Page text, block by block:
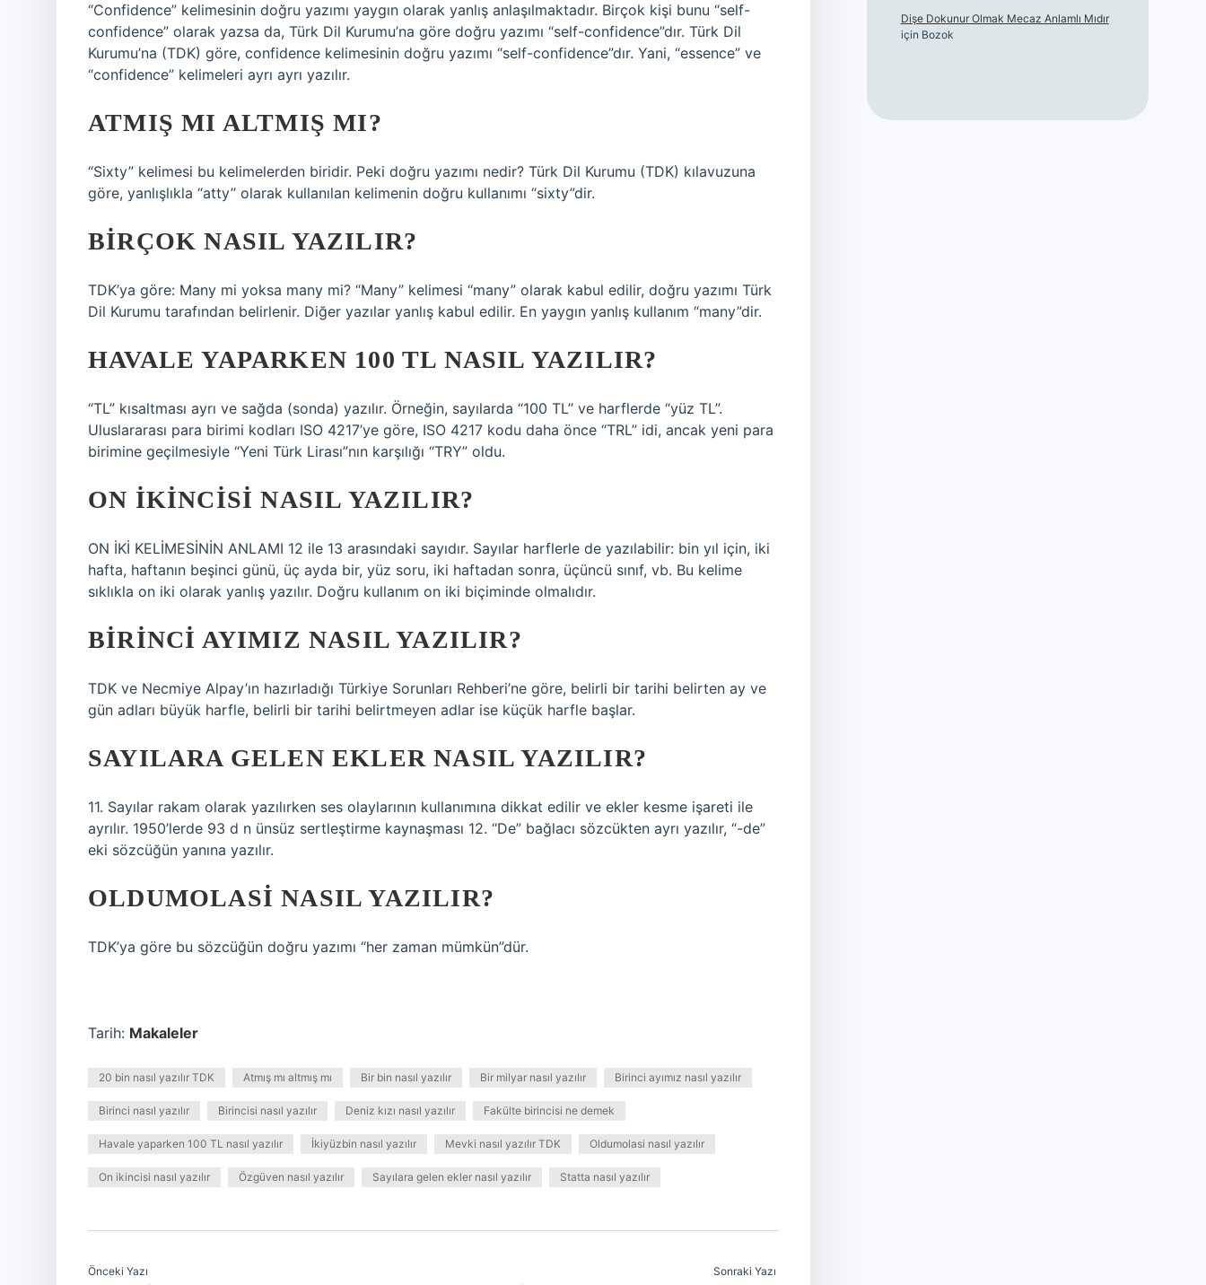
“Confidence” kelimesinin doğru yazımı yaygın olarak yanlış anlaşılmaktadır. Birçok kişi bunu “self-
confidence” olarak yazsa da, Türk Dil Kurumu’na göre doğru yazımı “self-confidence”dır. Türk Dil
Kurumu’na (TDK) göre, confidence kelimesinin doğru yazımı “self-confidence”dır. Yani, “essence” ve
“confidence” kelimeleri ayrı ayrı yazılır.
ATMIŞ MI ALTMIŞ MI?
“Sixty” kelimesi bu kelimelerden biridir. Peki doğru yazımı nedir? Türk Dil Kurumu (TDK) kılavuzuna
göre, yanlışlıkla “atty” olarak kullanılan kelimenin doğru kullanımı “sixty”dir.
BIRÇOK NASIL YAZILIR?
TDK’ya göre: Many mi yoksa many mi? “Many” kelimesi “many” olarak kabul edilir, doğru yazımı Türk
Dil Kurumu tarafından belirlenir. Diğer yazılar yanlış kabul edilir. En yaygın yanlış kullanım “many”dir.
HAVALE YAPARKEN 100 TL NASIL YAZILIR?
“TL” kısaltması ayrı ve sağda (sonda) yazılır. Örneğin, sayılarda “100 TL” ve harflerde “yüz TL”.
Uluslararası para birimi kodları ISO 4217’ye göre, ISO 4217 kodu daha önce “TRL” idi, ancak yeni para
birimine geçilmesiyle “Yeni Türk Lirası”nın karşılığı “TRY” oldu.
ON IKINCISI NASIL YAZILIR?
ON İKİ KELİMESİNİN ANLAMI 12 ile 13 arasındaki sayıdır. Sayılar harflerle de yazılabilir: bin yıl için, iki
hafta, haftanın beşinci günü, üç ayda bir, yüz soru, iki haftadan sonra, üçüncü sınıf, vb. Bu kelime
sıklıkla on iki olarak yanlış yazılır. Doğru kullanım on iki biçiminde olmalıdır.
BIRINCI AYIMIZ NASIL YAZILIR?
TDK ve Necmiye Alpay’ın hazırladığı Türkiye Sorunları Rehberi’ne göre, belirli bir tarihi belirten ay ve
gün adları büyük harfle, belirli bir tarihi belirtmeyen adlar ise küçük harfle başlar.
SAYILARA GELEN EKLER NASIL YAZILIR?
11. Sayılar rakam olarak yazılırken ses olaylarının kullanımına dikkat edilir ve ekler kesme işareti ile
ayrılır. 1950’lerde 93 d n ünsüz sertleştirme kaynaşması 12. “De” bağlacı sözcükten ayrı yazılır, “-de”
eki sözcüğün yanına yazılır.
OLDUMOLASI NASIL YAZILIR?
TDK’ya göre bu sözcüğün doğru yazımı “her zaman mümkün”dür.
Tarih: Makaleler
20 bin nasıl yazılır TDK Atmış mı altmış mı Bir bin nasıl yazılır Bir milyar nasıl yazılır Birinci ayımız nasıl yazılır
Birinci nasıl yazılır Birincisi nasıl yazılır Deniz kızı nasıl yazılır Fakülte birincisi ne demek
Havale yaparken 100 TL nasıl yazılır İkiyüzbin nasıl yazılır Mevki nasıl yazılır TDK Oldumolasi nasıl yazılır
On ikincisi nasıl yazılır Özgüven nasıl yazılır Sayılara gelen ekler nasıl yazılır Statta nasıl yazılır
Önceki Yazı Sonraki Yazı
Dişe Dokunur Olmak Mecaz Anlamlı Mıdır
için Bozok